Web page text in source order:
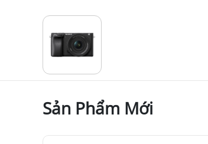
Sản Phẩm Mới